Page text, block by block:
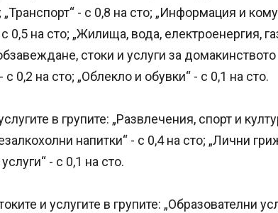
- с 0,8 на сто; „Информация и
0,5 на сто; „Жилища, вода, електроенергия,
стоки и услуги за домакинството
на сто; „Облекло и обувки“ - с 0,1 на сто.
в групите: „Развлечения, спорт и
напитки“ - с 0,4 на сто; „Лични
- с 0,1 на сто.
и услугите в групите: „Образователни